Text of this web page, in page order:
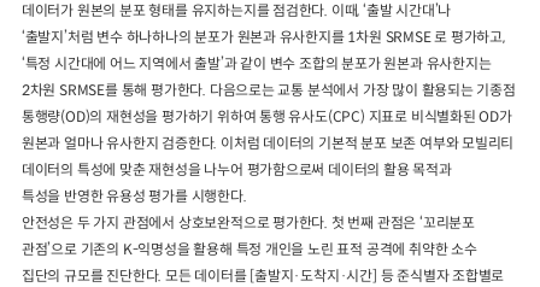
데이터가 원본의 분포 형태를 유지하는지를 점검한다. 이때, ‘출발 시간대’나
‘출발지’처럼 변수 하나하나의 분포가 원본과 유사한지를 1차원 SRMSE 로 평가하고,
‘특정 시간대에 어느 지역에서 출발’과 같이 변수 조합의 분포가 원본과 유사한지는
2차원 SRMSE를 통해 평가한다. 다음으로는 교통 분석에서 가장 많이 활용되는 기종점
통행량(OD)의 재현성을 평가하기 위하여 통행 유사도(CPC) 지표로 비식별화된 OD가
원본과 얼마나 유사한지 검증한다. 이처럼 데이터의 기본적 분포 보존 여부와 모빌리티
데이터의 특성에 맞춘 재현성을 나누어 평가함으로써 데이터의 활용 목적과
특성을 반영한 유용성 평가를 시행한다.
안전성은 두 가지 관점에서 상호보완적으로 평가한다. 첫 번째 관점은 ‘꼬리분포
관점’으로 기존의 K-익명성을 활용해 특정 개인을 노린 표적 공격에 취약한 소수
집단의 규모를 진단한다. 모든 데이터를 [출발지·도착지·시간] 등 준식별자 조합별로